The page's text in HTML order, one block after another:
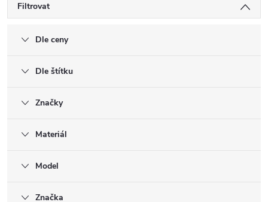
Filtrovat
Dle ceny
Dle štítku
Značky
Materiál
Model
Značka